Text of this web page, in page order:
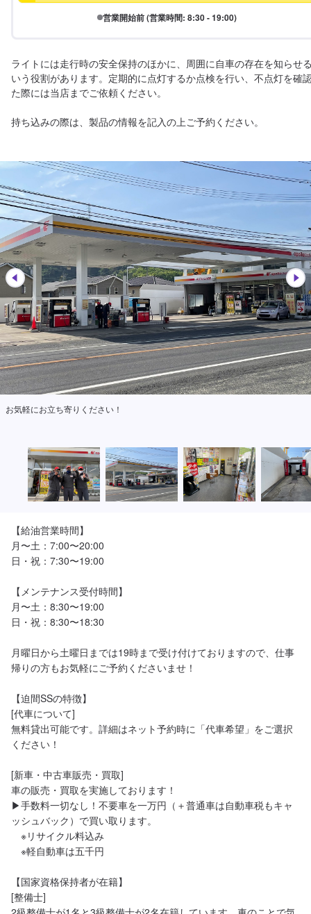
営業開始前 (営業時間: 8:30 - 19:00)
ライトには走行時の安全保持のほかに、周囲に自車の存在を知らせ
いう役割があります。定期的に点灯するか点検を行い、不点灯を確
た際には当店までご依頼ください。
持ち込みの際は、製品の情報を記入の上ご予約ください。
お気軽にお立ち寄りください！
【給油営業時間】
月〜土：7:00〜20:00
日・祝：7:30〜19:00
【メンテナンス受付時間】
月〜土：8:30〜19:00
日・祝：8:30〜18:30
月曜日から土曜日までは19時まで受け付けておりますので、仕事
帰りの方もお気軽にご予約くださいませ！
【迫間SSの特徴】
[代車について]
無料貸出可能です。詳細はネット予約時に「代車希望」をご選択
ください！
[新車・中古車販売・買取]
車の販売・買取を実施しております！
▶︎手数料一切なし！不要車を一万円（＋普通車は自動車税もキャ
ッシュバック）で買い取ります。
※リサイクル料込み
※軽自動車は五千円
【国家資格保持者が在籍】
[整備士]